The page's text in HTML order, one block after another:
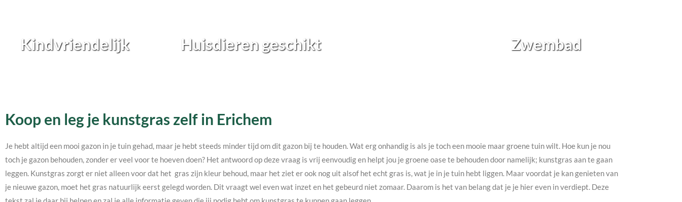
Kindvriendelijk Huisdieren geschikt Zwembad
Koop en leg je kunstgras zelf in Erichem
Je hebt altijd een mooi gazon in je tuin gehad, maar je hebt steeds minder tijd om dit gazon bij te houden. Wat erg onhandig is als je toch een mooie maar groene tuin wilt. Hoe kun je nou
toch je gazon behouden, zonder er veel voor te hoeven doen? Het antwoord op deze vraag is vrij eenvoudig en helpt jou je groene oase te behouden door namelijk; kunstgras aan te gaan
leggen. Kunstgras zorgt er niet alleen voor dat het gras zijn kleur behoud, maar het ziet er ook nog uit alsof het echt gras is, wat je in je tuin hebt liggen. Maar voordat je kan genieten van
je nieuwe gazon, moet het gras natuurlijk eerst gelegd worden. Dit vraagt wel even wat inzet en het gebeurd niet zomaar. Daarom is het van belang dat je je hier even in verdiept. Deze